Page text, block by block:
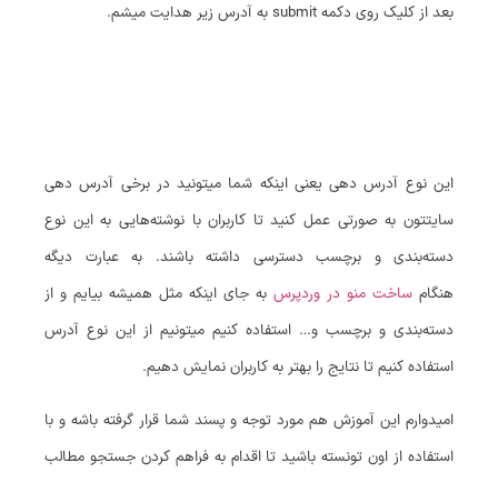
بعد از کلیک روی دکمه submit به آدرس زیر هدایت میشم.
این نوع آدرس دهی یعنی اینکه شما میتونید در برخی آدرس دهی
سایتتون به صورتی عمل کنید تا کاربران با نوشته‌هایی به این نوع
دسته‌بندی و برچسب دسترسی داشته باشند. به عبارت دیگه
هنگام ساخت منو در وردپرس به جای اینکه مثل همیشه بیایم و از
دسته‌بندی و برچسب و… استفاده کنیم میتونیم از این نوع آدرس
استفاده کنیم تا نتایج را بهتر به کاربران نمایش دهیم.
امیدوارم این آموزش هم مورد توجه و پسند شما قرار گرفته باشه و با
استفاده از اون تونسته باشید تا اقدام به فراهم کردن جستجو مطالب